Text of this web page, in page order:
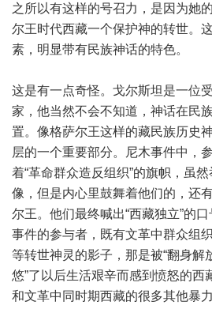
之所以有这样的号召力，是因为她
尔王时代西藏一个保护神的转世。
素，明显带有民族神话的特色。
这是有一点奇怪。戈尔斯坦是一位
家，他当然不会不知道，神话在民
置。像格萨尔王这样的藏民族历史
层的一个重要部分。尼木事件中，
着“革命群众造反组织”的旗帜，虽
像，但是内心里鼓舞着他们的，还
尔王。他们最终喊出“西藏独立”的
事件的参与者，既有文革中群众组
等转世神灵的影子，那是被“翻身解
悠”了以后生活艰辛而感到愤怒的西
和文革中同时期西藏的很多其他暴